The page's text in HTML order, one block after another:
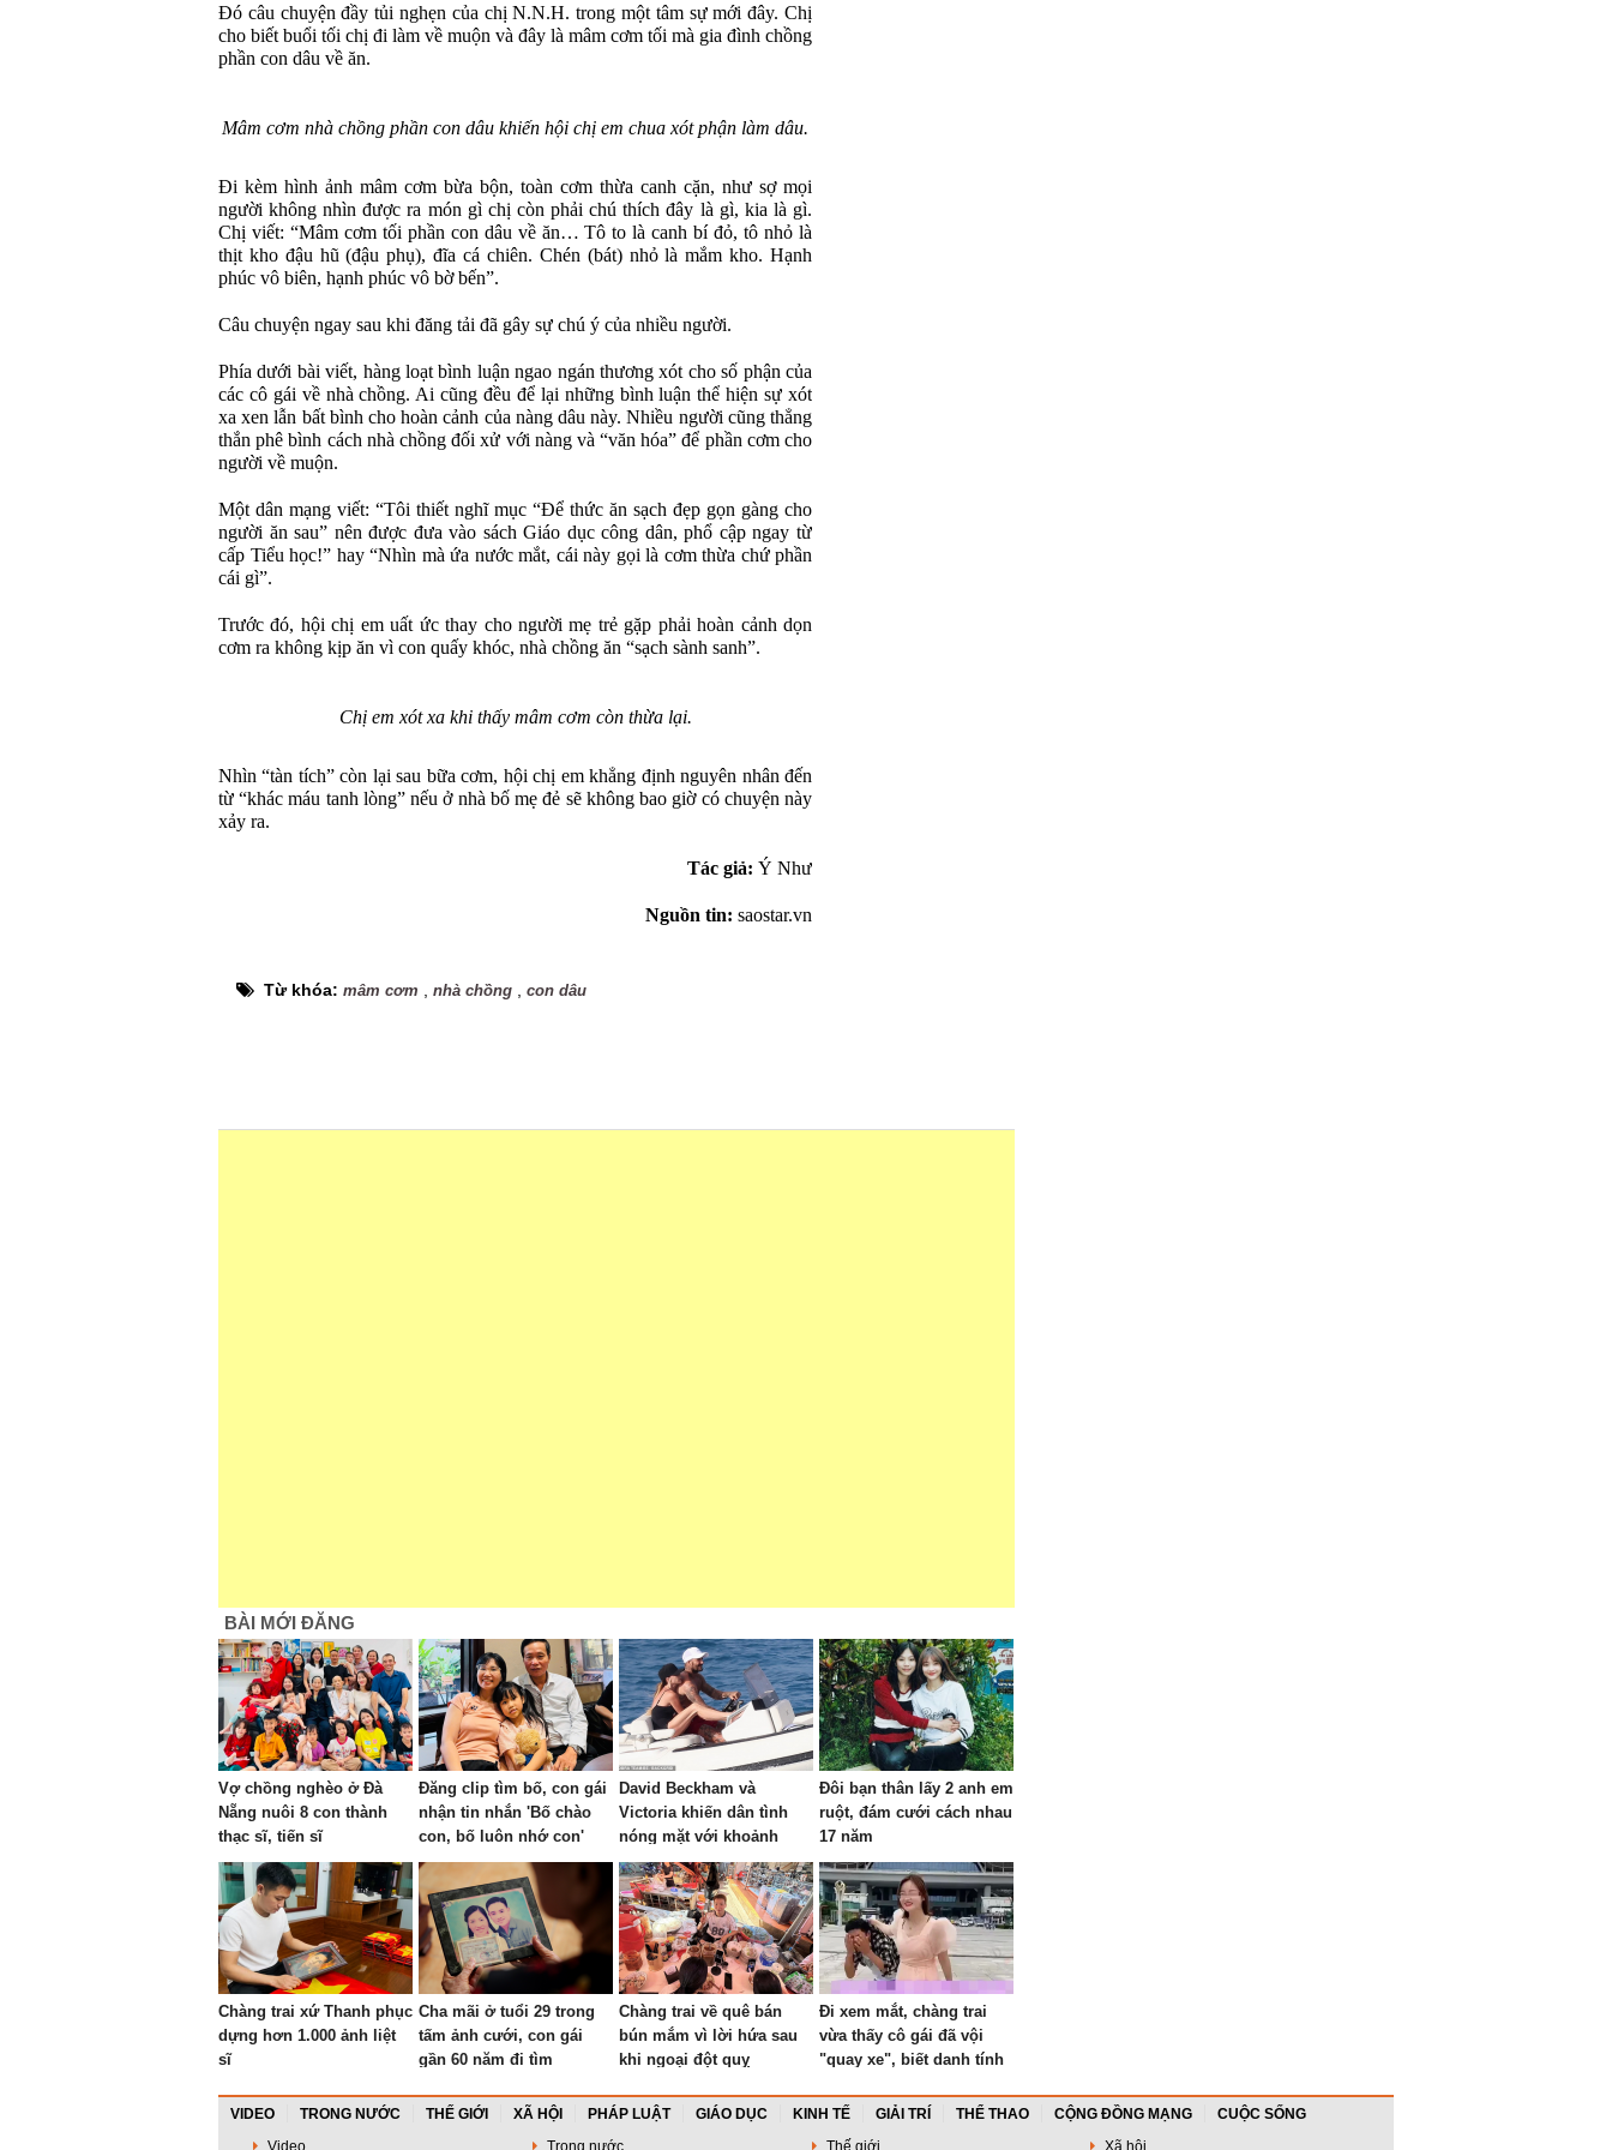
Đó câu chuyện đầy tủi nghẹn của chị N.N.H. trong một tâm sự mới đây. Chị
cho biết buổi tối chị đi làm về muộn và đây là mâm cơm tối mà gia đình chồng
phần con dâu về ăn.
Mâm cơm nhà chồng phần con dâu khiến hội chị em chua xót phận làm dâu.
Đi kèm hình ảnh mâm cơm bừa bộn, toàn cơm thừa canh cặn, như sợ mọi
người không nhìn được ra món gì chị còn phải chú thích đây là gì, kia là gì.
Chị viết: “Mâm cơm tối phần con dâu về ăn… Tô to là canh bí đỏ, tô nhỏ là
thịt kho đậu hũ (đậu phụ), đĩa cá chiên. Chén (bát) nhỏ là mắm kho. Hạnh
phúc vô biên, hạnh phúc vô bờ bến”.
Câu chuyện ngay sau khi đăng tải đã gây sự chú ý của nhiều người.
Phía dưới bài viết, hàng loạt bình luận ngao ngán thương xót cho số phận của
các cô gái về nhà chồng. Ai cũng đều để lại những bình luận thể hiện sự xót
xa xen lẫn bất bình cho hoàn cảnh của nàng dâu này. Nhiều người cũng thẳng
thắn phê bình cách nhà chồng đối xử với nàng và “văn hóa” để phần cơm cho
người về muộn.
Một dân mạng viết: “Tôi thiết nghĩ mục “Để thức ăn sạch đẹp gọn gàng cho
người ăn sau” nên được đưa vào sách Giáo dục công dân, phổ cập ngay từ
cấp Tiểu học!” hay “Nhìn mà ứa nước mắt, cái này gọi là cơm thừa chứ phần
cái gì”.
Trước đó, hội chị em uất ức thay cho người mẹ trẻ gặp phải hoàn cảnh dọn
cơm ra không kịp ăn vì con quấy khóc, nhà chồng ăn “sạch sành sanh”.
Chị em xót xa khi thấy mâm cơm còn thừa lại.
Nhìn “tàn tích” còn lại sau bữa cơm, hội chị em khẳng định nguyên nhân đến
từ “khác máu tanh lòng” nếu ở nhà bố mẹ đẻ sẽ không bao giờ có chuyện này
xảy ra.
Tác giả: Ý Như
Nguồn tin: saostar.vn
Từ khóa: mâm cơm nhà chồng con dâu
BÀI MỚI ĐĂNG
Vợ chồng nghèo ở Đà
Nẵng nuôi 8 con thành
thạc sĩ, tiến sĩ
Đăng clip tìm bố, con gái
nhận tin nhắn 'Bố chào
con, bố luôn nhớ con'
David Beckham và
Victoria khiến dân tình
nóng mặt với khoảnh
khắc thân mật trên du
thuyền
Đôi bạn thân lấy 2 anh em
ruột, đám cưới cách nhau
17 năm
Chàng trai xứ Thanh phục
dựng hơn 1.000 ảnh liệt
sĩ
Cha mãi ở tuổi 29 trong
tấm ảnh cưới, con gái
gần 60 năm đi tìm
Chàng trai về quê bán
bún mắm vì lời hứa sau
khi ngoại đột quỵ
Đi xem mắt, chàng trai
vừa thấy cô gái đã vội
"quay xe", biết danh tính
ngờ
VIDEO TRONG NƯỚC THẾ GIỚI XÃ HỘI PHÁP LUẬT GIÁO DỤC KINH TẾ GIẢI TRÍ THỂ THAO CỘNG ĐỒNG MẠNG
CUỘC SỐNG
Video
Trong nước Thế giới Xã hội